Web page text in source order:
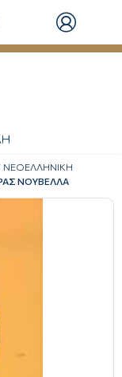
ΝΕΟΕΛΛΗΝΙΚΗ
ΝΟΥΒΕΛΛΑ